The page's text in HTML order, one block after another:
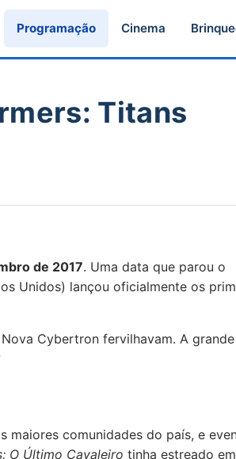
Programação Cinema
Titans
de 2017. Uma data que parou o
Unidos) lançou oficialmente os
Cybertron fervilhavam. A grande
maiores comunidades do país, e
O Último Cavaleiro tinha estreado